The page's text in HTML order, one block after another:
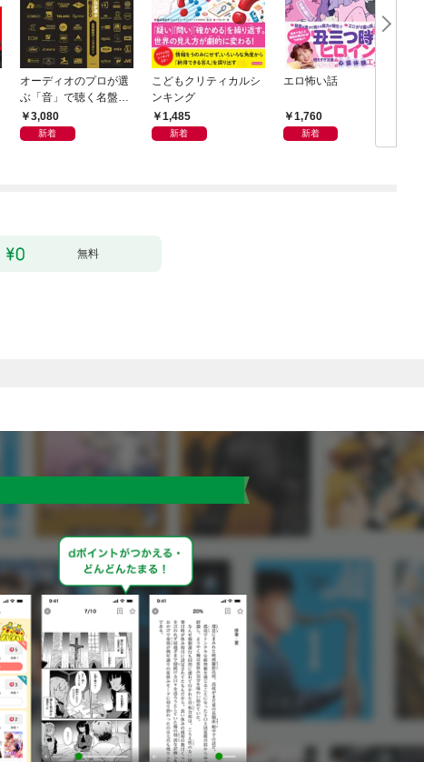
オーディオのプロが選
ぶ「音」で聴く名盤28
0——音質探究ディス
クガイド
3,080
新着
こどもクリティカルシ
ンキング
1,485
新着
エロ怖い話
1,760
新着
無料